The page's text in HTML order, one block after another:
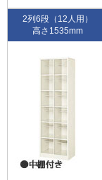
2列6段（12人用）
高さ1535mm